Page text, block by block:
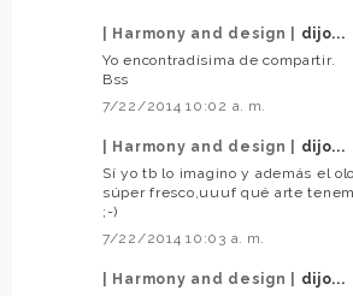
| Harmony and design |
dijo...
Yo encontradísima de compartir.
Bss
7/22/2014 10:02 a. m.
| Harmony and design |
dijo...
Sí yo tb lo imagino y además el
súper fresco,uuuf qué arte
;-)
7/22/2014 10:03 a. m.
| Harmony and design |
dijo...